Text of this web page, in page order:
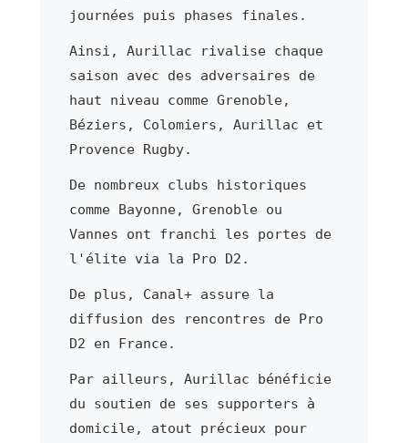
journées puis phases finales.
Ainsi, Aurillac rivalise chaque
saison avec des adversaires de
haut niveau comme Grenoble,
Béziers, Colomiers, Aurillac et
Provence Rugby.
De nombreux clubs historiques
comme Bayonne, Grenoble ou
Vannes ont franchi les portes de
l'élite via la Pro D2.
De plus, Canal+ assure la
diffusion des rencontres de Pro
D2 en France.
Par ailleurs, Aurillac bénéficie
du soutien de ses supporters à
domicile, atout précieux pour